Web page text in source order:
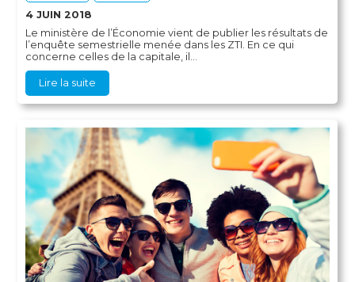
4 JUIN 2018
Le ministère de l’Économie vient de publier les résultats de
l’enquête semestrielle menée dans les ZTI. En ce qui
concerne celles de la capitale, il...
Lire la suite